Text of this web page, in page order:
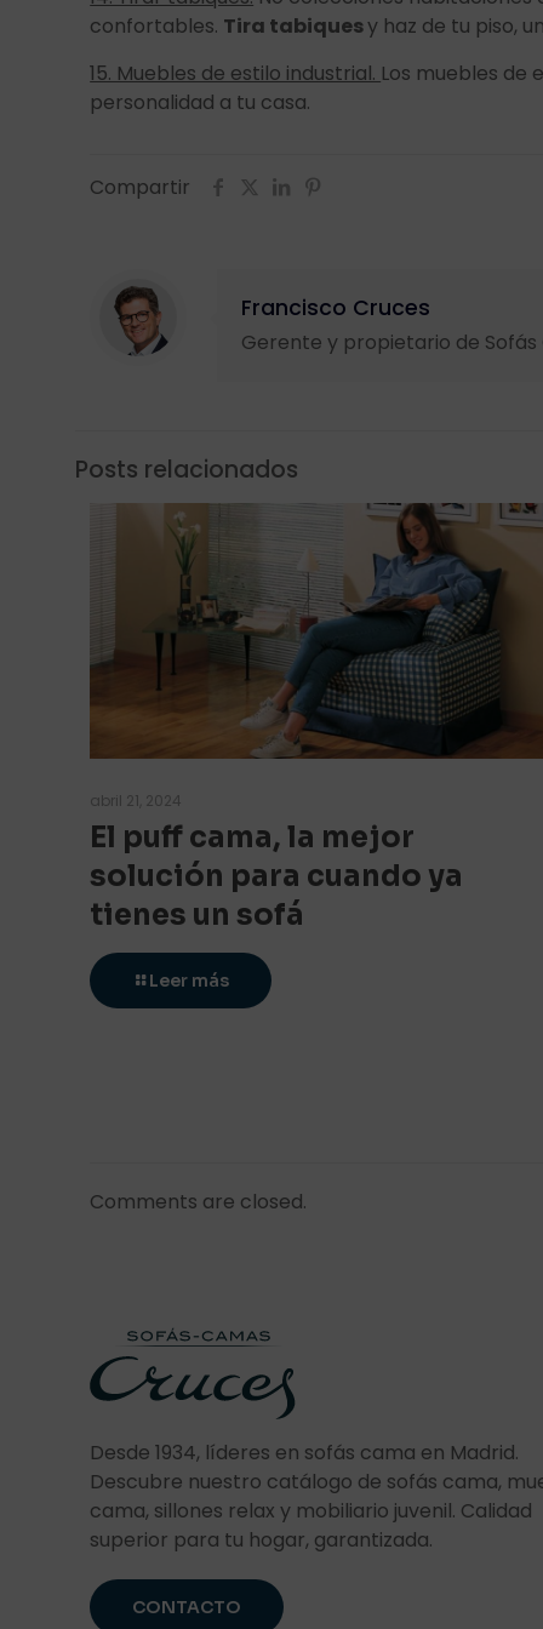
confortables. Tira tabiquesy haz de tu piso,
15. Muebles de estilo industrial. Los muebles de
personalidad a tu casa.
Compartir
Francisco Cruces
Gerente y propietario de Sofás
Posts relacionados
abril 21, 2024
El puff cama, la mejor
solución para cuando ya
tienes un sofá
Leer más
Comments are closed.
Desde 1934, líderes en sofás cama en Madrid.
Descubre nuestro catálogo de sofás cama,
cama, sillones relax y mobiliario juvenil. Calidad
superior para tu hogar, garantizada.
CONTACTO